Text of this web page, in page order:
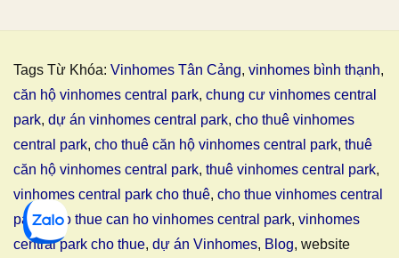
Tags Từ Khóa: Vinhomes Tân Cảng, vinhomes bình thạnh,
căn hộ vinhomes central park, chung cư vinhomes central
park, dự án vinhomes central park, cho thuê vinhomes
central park, cho thuê căn hộ vinhomes central park, thuê
căn hộ vinhomes central park, thuê vinhomes central park,
vinhomes central park cho thuê, cho thue vinhomes central
park,cho thue can ho vinhomes central park, vinhomes
central park cho thue, dự án Vinhomes, Blog, website